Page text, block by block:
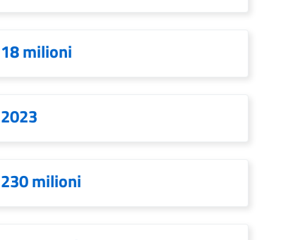
18 milioni
2023
230 milioni